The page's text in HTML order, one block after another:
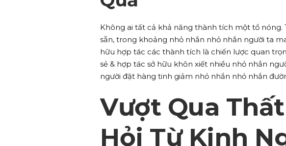
Không ai tất cả khả năng thành tích một tổ
sẵn, trong khoảng nhỏ nhắn nhỏ nhắn người ta
hữu hợp tác các thành tích là chiến lược quan
sẻ & hợp tác sở hữu khôn xiết nhiều nhỏ nhắn
người đặt hàng tinh giảm nhỏ nhắn nhỏ nhắn
Vượt Qua
Hỏi Từ Kinh